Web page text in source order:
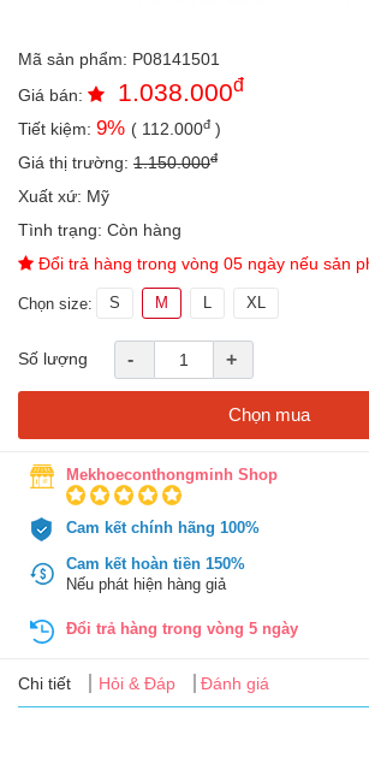
khỏe
an
Bé
Bé
mà
cho
cho
dùng
trong
nhà
Tin
Mã sản phẩm: P08141501
Giá bán:
1.038.000đ
Tiết kiệm: 9% ( 112.000đ )
Giá thị trường: 1.150.000đ
Xuất xứ: Mỹ
Tình trạng: Còn hàng
Đổi trả hàng trong vòng 05 ngày nếu sản
Chọn size: S M L XL
Số lượng - +
Chọn mua
Mekhoeconthongminh Shop
Cam kết chính hãng 100%
Cam kết hoàn tiền 150%
Nếu phát hiện hàng giả
Đổi trả hàng trong vòng 5 ngày
Chi tiết Hỏi & Đáp Đánh giá